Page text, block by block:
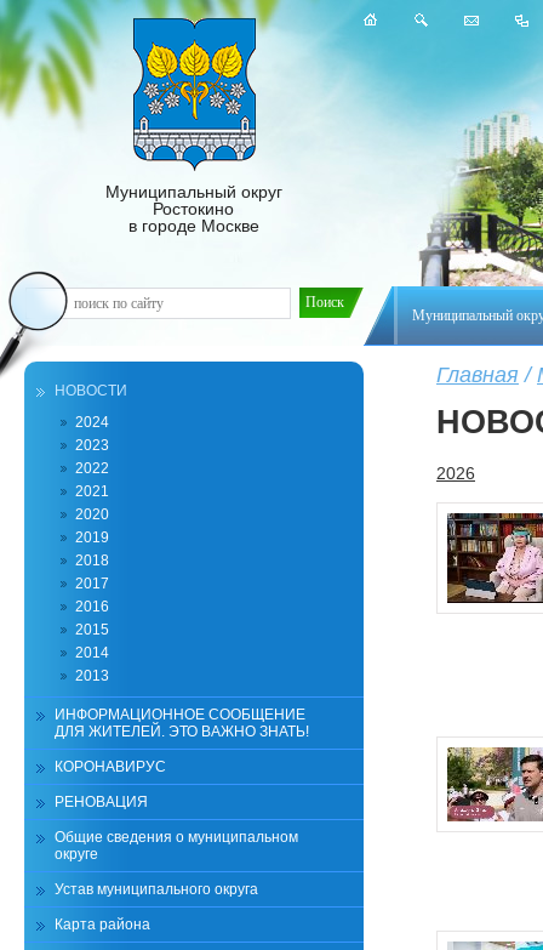
Муниципальный
Муниципальный округ
Ростокино
в городе Москве
Главная /
2026
НОВОСТИ
2024
2023
2022
2021
2020
2019
2018
2017
2016
2015
2014
2013
ИНФОРМАЦИОННОЕ СООБЩЕНИЕ
ДЛЯ ЖИТЕЛЕЙ. ЭТО ВАЖНО ЗНАТЬ!
КОРОНАВИРУС
РЕНОВАЦИЯ
Общие сведения о муниципальном
округе
Устав муниципального округа
Карта района